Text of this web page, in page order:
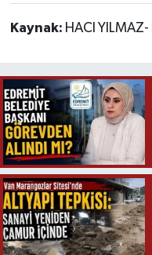
Kaynak: HACI YILMAZ-